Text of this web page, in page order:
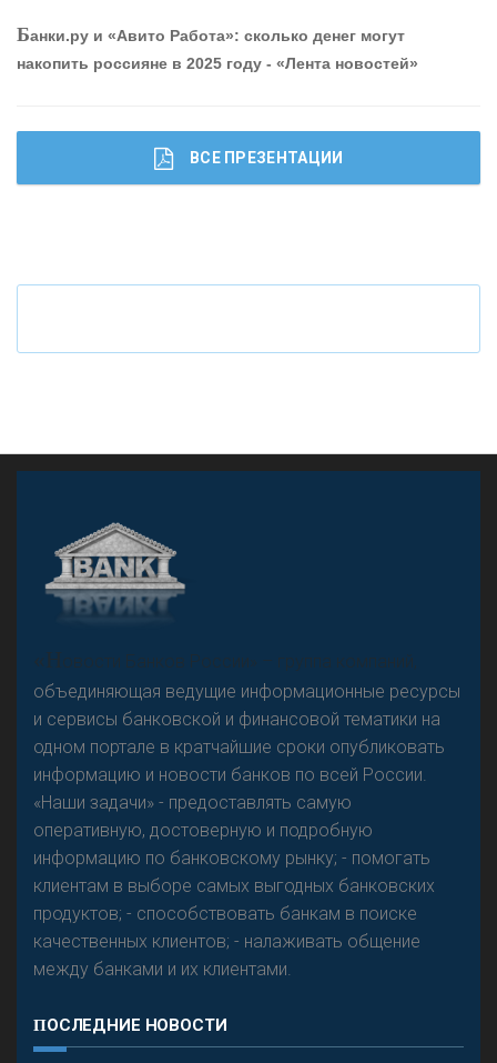
привлечь и удержать персонал - «Интервью»
Резкого разворота на рынке автокредитов не
предвидится - «Интервью»
Что будет с наличными деньгами при цифровом
Банки.ру и «Авито Работа»: сколько денег могут
накопить россияне в 2025 году - «Лента новостей»
ВСЕ ПРЕЗЕНТАЦИИ
«Н
овости Банков России» – группа компаний,
объединяющая ведущие информационные ресурсы
и сервисы банковской и финансовой тематики на
одном портале в кратчайшие сроки опубликовать
информацию и новости банков по всей России.
«Наши задачи» - предоставлять самую
оперативную, достоверную и подробную
информацию по банковскому рынку; - помогать
клиентам в выборе самых выгодных банковских
продуктов; - способствовать банкам в поиске
качественных клиентов; - налаживать общение
между банками и их клиентами.
ПОСЛЕДНИЕ НОВОСТИ